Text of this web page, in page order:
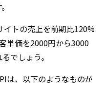
イトの売上を前期比120%
単価を2000円から3000
でしょう。
は、以下のようなものが